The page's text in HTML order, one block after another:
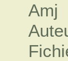
Amj